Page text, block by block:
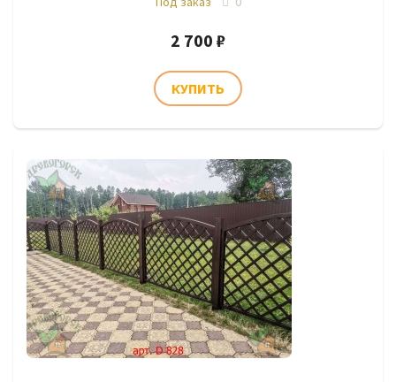
2 700 ₽